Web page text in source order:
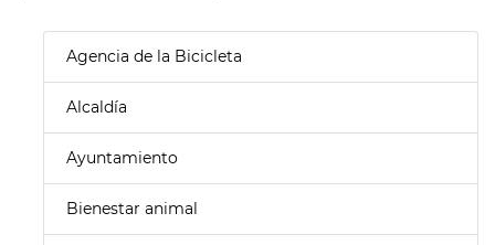
Agencia de la Bicicleta
Alcaldía
Ayuntamiento
Bienestar animal